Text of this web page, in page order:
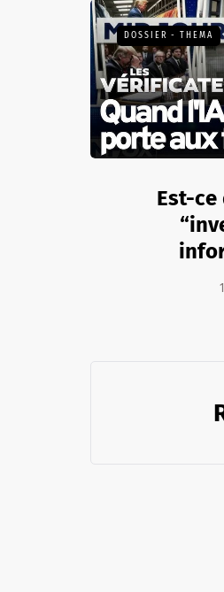
DOSSIER - THEMA
Est-ce